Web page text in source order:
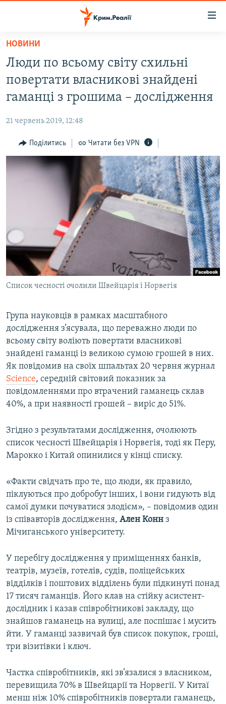
Перейти
основного
матеріалу
Перейти
до
основної
навігації
Перейти
до
пошуку
ВОДА.КРИМ
ВІДЕО ТА ФОТО
БЛОГИ
ПОГЛЯД
ІНТЕРВ'Ю
СПЕЦПРОЕКТИ
ВІДЕОУРОКИ «ELIFBE»
СВІДЧЕННЯ ОКУПАЦІЇ
УКРАЇНСЬКА ПРОБЛЕМА КРИМУ
ІНФОГРАФІКА
ЯК ОБІЙТИ БЛОКУВАННЯ
Русский
Qırımtatar
ДОЛУЧАЙСЯ!
Усі сайти RFE/RL
НОВИНИ
Люди по всьому світу схильні
повертати власникові знайдені
гаманці з грошима – дослідження
21 червень 2019, 12:48
Поділитись Читати без VPN
Список чесності очолили Швейцарія і Норвегія
Група науковців в рамках масштабного
дослідження з’ясувала, що переважно люди по
всьому світу воліють повертати власникові
знайдені гаманці із великою сумою грошей в них.
Як повідомив на своїх шпальтах 20 червня журнал
Science, середній світовий показник за
повідомленнями про втрачений гаманець склав
40%, а при наявності грошей – виріс до 51%.
Згідно з результатами дослідження, очолюють
список чесності Швейцарія і Норвегія, тоді як Перу,
Марокко і Китай опинилися у кінці списку.
«Факти свідчать про те, що люди, як правило,
піклуються про добробут інших, і вони гидують від
самої думки почуватися злодієм», – повідомив один
із співавторів дослідження, Ален Конн з
Мічиганського університету.
У перебігу дослідження у приміщеннях банків,
театрів, музеїв, готелів, судів, поліцейських
відділків і поштових відділень були підкинуті понад
17 тисяч гаманців. Його клав на стійку асистент-
дослідник і казав співробітникові закладу, що
знайшов гаманець на вулиці, але поспішає і мусить
йти. У гаманці зазвичай був список покупок, гроші,
три візитівки і ключ.
Частка співробітників, які зв’язалися з власником,
перевищила 70% в Швейцарії та Норвегії. У Китаї
менш ніж 10% співробітників повертали гаманець,